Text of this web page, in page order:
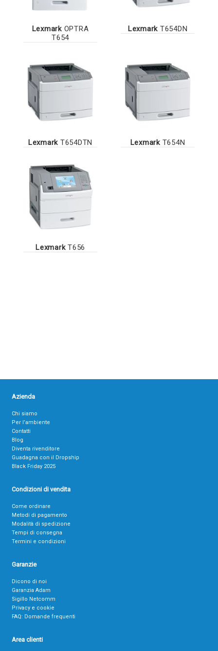
LexmarkOPTRA
T654
Lexmark T654DN
Lexmark T654DTN LexmarkT654N
LexmarkT656
Azienda
Chi siamo
Per l’ambiente
Contatti
Blog
Diventa rivenditore
Guadagna con il Dropship
Black Friday 2025
Condizioni di vendita
Come ordinare
Metodi di pagamento
Modalità di spedizione
Tempi di consegna
Termini e condizioni
Garanzie
Dicono di noi
Garanzia Adam
Sigillo Netcomm
Privacy e cookie
FAQ: Domande frequenti
Area clienti